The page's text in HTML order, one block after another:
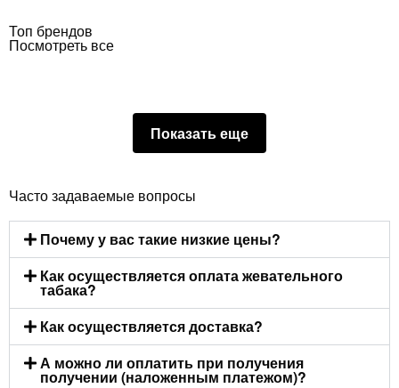
Топ брендов
Посмотреть все
Показать еще
Часто задаваемые вопросы
Почему у вас такие низкие цены?
Как осуществляется оплата жевательного
табака?
Как осуществляется доставка?
А можно ли оплатить при получения
получении (наложенным платежом)?